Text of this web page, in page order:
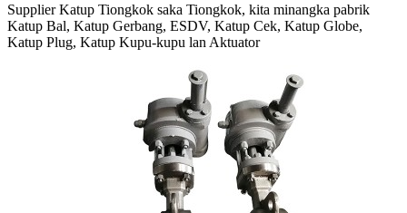
Supplier Katup Tiongkok saka Tiongkok, kita minangka pabrik
Katup Bal, Katup Gerbang, ESDV, Katup Cek, Katup Globe,
Katup Plug, Katup Kupu-kupu lan Aktuator